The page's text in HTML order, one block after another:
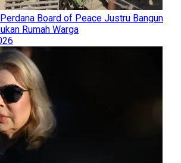
Board of Peace Justru Bangun
Rumah Warga